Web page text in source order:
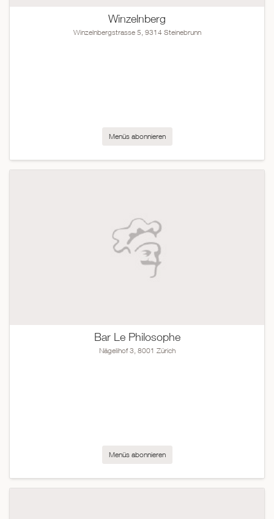
Winzelnberg
Winzelnbergstrasse 5, 9314 Steinebrunn
Menüs abonnieren
Bar Le Philosophe
Nägelihof 3, 8001 Zürich
Menüs abonnieren